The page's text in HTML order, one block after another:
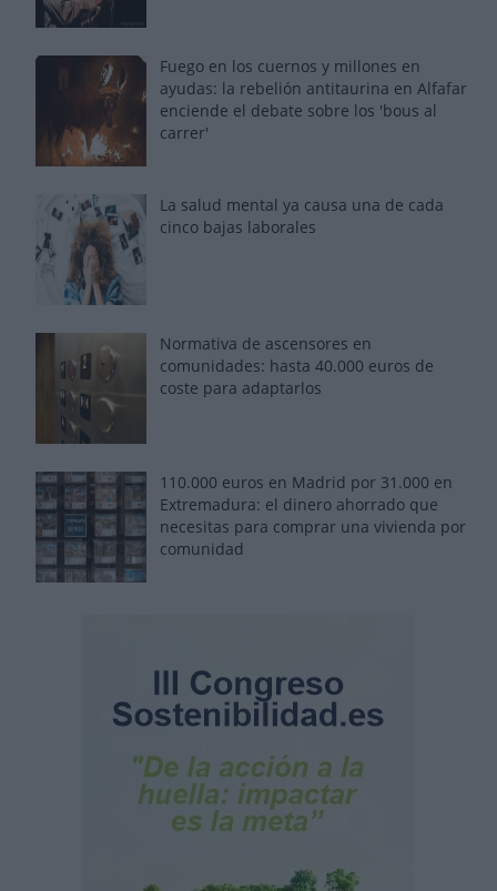
Fuego en los cuernos y millones en
ayudas: la rebelión antitaurina en Alfafar
enciende el debate sobre los 'bous al
carrer'
La salud mental ya causa una de cada
cinco bajas laborales
Normativa de ascensores en
comunidades: hasta 40.000 euros de
coste para adaptarlos
110.000 euros en Madrid por 31.000 en
Extremadura: el dinero ahorrado que
necesitas para comprar una vivienda por
comunidad